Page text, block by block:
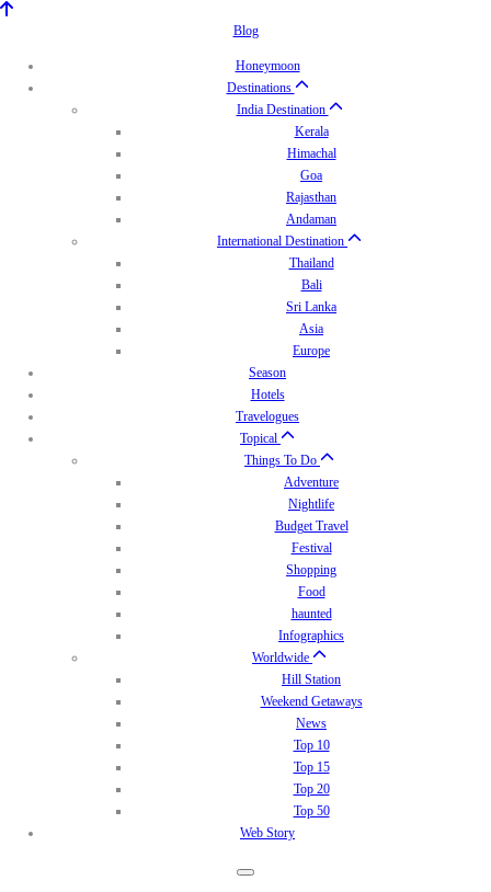
Blog
Honeymoon
Destinations
India Destination
Kerala
Himachal
Goa
Rajasthan
Andaman
International Destination
Thailand
Bali
Sri Lanka
Asia
Europe
Season
Hotels
Travelogues
Topical
Things To Do
Adventure
Nightlife
Budget Travel
Festival
Shopping
Food
haunted
Infographics
Worldwide
Hill Station
Weekend Getaways
News
Top 10
Top 15
Top 20
Top 50
Web Story